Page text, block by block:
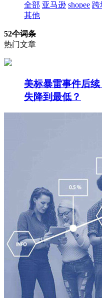
全部 亚马逊 shopee 跨
其他
52个词条
热门文章
美标暴雷事件后
失降到最低？